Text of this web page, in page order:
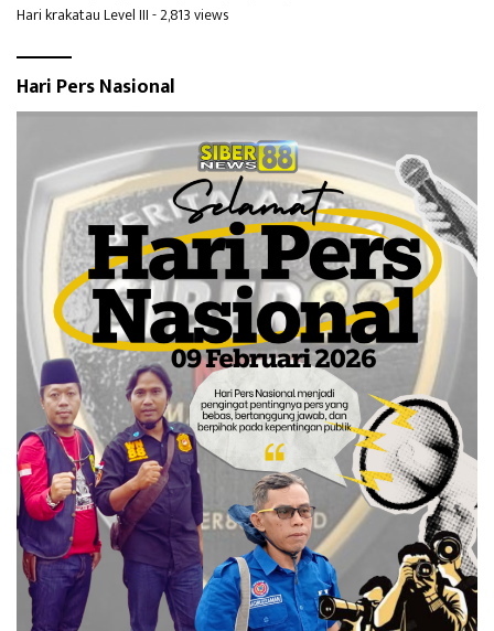
Hari krakatau Level III- 2,813 views
Hari Pers Nasional